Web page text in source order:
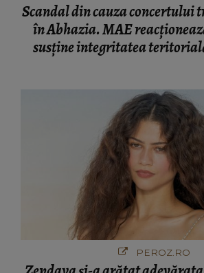
Scandal din cauza concertului
în Abhazia. MAE
susține integritatea
PEROZ.RO